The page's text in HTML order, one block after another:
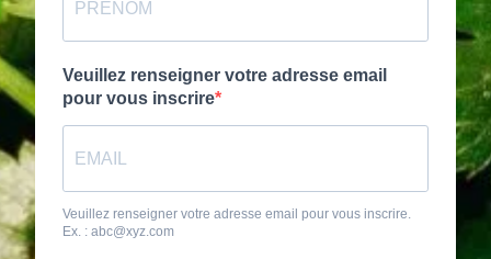
Veuillez renseigner votre adresse email
pour vous inscrire
Veuillez renseigner votre adresse email pour vous inscrire.
Ex. : abc@xyz.com